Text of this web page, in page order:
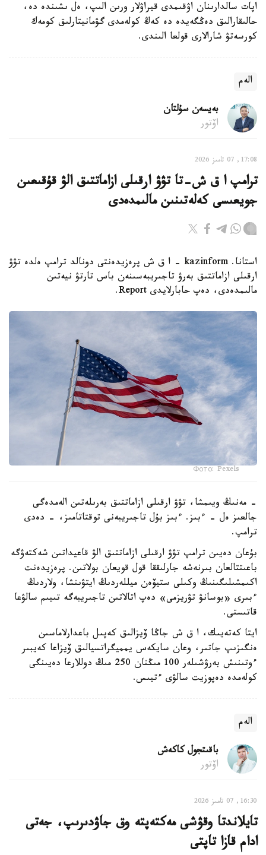
اپات سالدارىنان اۋقىمدى قيراۋلار ورىن الىپ، ەل ىشىندە دە،
حالىقارالىق دەڭگەيدە دە كەڭ كولەمدى گۋمانيتارلىق كومەك
كورسەتۋ شارالارى قولعا الىندى.
الەم
بەيسەن سۇلتان
اۆتور
17:08, 07 تامىز 2026
ترامپ ا ق ش-تا تۋۋ ارقىلى ازاماتتىق الۋ قۇقىعىن
جويعىسى كەلەتىنىن مالىمدەدى
استانا. kazinform - ا ق ش پرەزيدەنتى دونالد ترامپ ەلدە تۋۋ
ارقىلى ازاماتتىق بەرۋ تاجىريبەسىنەن باس تارتۋ نيەتىن
مالىمدەدى، دەپ حابارلايدى Report.
Фото: Pexels
- مەنىڭ ويىمشا، تۋۋ ارقىلى ازاماتتىق بەرىلەتىن الەمدەگى
جالعىز ەل - ءبىز. ءبىز بۇل تاجىريبەنى توقتاتامىز، - دەدى
ترامپ.
بۇعان دەيىن ترامپ تۋۋ ارقىلى ازاماتتىق الۋ قاعيداتىن شەكتەۋگە
باعىتتالعان بىرنەشە جارلىققا قول قويعان بولاتىن. پرەزيدەنت
اكىمشىلىگىنىڭ وكىلى ستيۆەن ميللەردىڭ ايتۋىنشا، ولاردىڭ
ءبىرى «بوسانۋ تۋريزمى» دەپ اتالاتىن تاجىريبەگە تىيىم سالۋعا
قاتىستى.
ايتا كەتەيىك، ا ق ش جاڭا ۆيزالىق كەپىل باعدارلاماسىن
ەنگىزىپ جاتىر، وعان سايكەس يمميگراتسيالىق ۆيزاعا كەيبىر
ءوتىنىش بەرۋشىلەر 100 مىڭنان 250 مىڭ دوللارعا دەيىنگى
كولەمدە دەپوزيت سالۋى ءتيىس.
الەم
باقىتجول كاكەش
اۆتور
16:30, 07 تامىز 2026
تايلاندتا وقۋشى مەكتەپتە وق جاۋدىرىپ، جەتى
ادام قازا تاپتى